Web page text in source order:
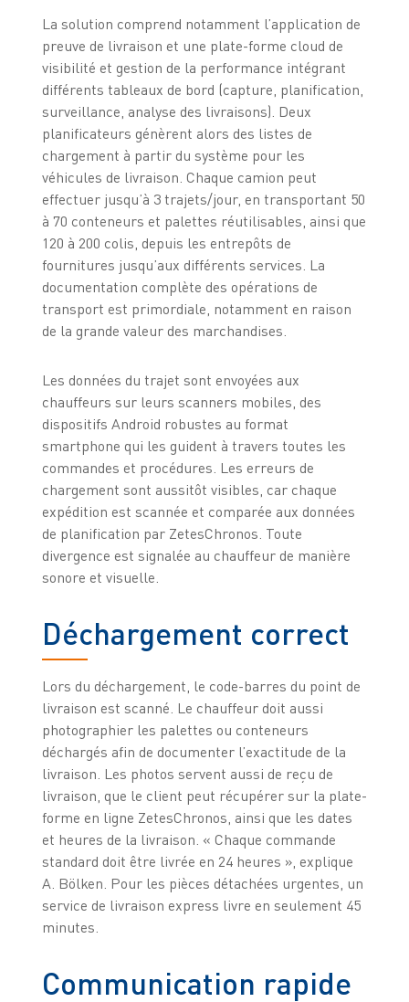
La solution comprend notamment l’application de
preuve de livraison et une plate-forme cloud de
visibilité et gestion de la performance intégrant
différents tableaux de bord (capture, planification,
surveillance, analyse des livraisons). Deux
planificateurs génèrent alors des listes de
chargement à partir du système pour les
véhicules de livraison. Chaque camion peut
effectuer jusqu’à 3 trajets/jour, en transportant 50
à 70 conteneurs et palettes réutilisables, ainsi que
120 à 200 colis, depuis les entrepôts de
fournitures jusqu’aux différents services. La
documentation complète des opérations de
transport est primordiale, notamment en raison
de la grande valeur des marchandises.
Les données du trajet sont envoyées aux
chauffeurs sur leurs scanners mobiles, des
dispositifs Android robustes au format
smartphone qui les guident à travers toutes les
commandes et procédures. Les erreurs de
chargement sont aussitôt visibles, car chaque
expédition est scannée et comparée aux données
de planification par ZetesChronos. Toute
divergence est signalée au chauffeur de manière
sonore et visuelle.
Déchargement correct
Lors du déchargement, le code-barres du point de
livraison est scanné. Le chauffeur doit aussi
photographier les palettes ou conteneurs
déchargés afin de documenter l’exactitude de la
livraison. Les photos servent aussi de reçu de
livraison, que le client peut récupérer sur la plate-
forme en ligne ZetesChronos, ainsi que les dates
et heures de la livraison. « Chaque commande
standard doit être livrée en 24 heures », explique
A. Bölken. Pour les pièces détachées urgentes, un
service de livraison express livre en seulement 45
minutes.
Communication rapide